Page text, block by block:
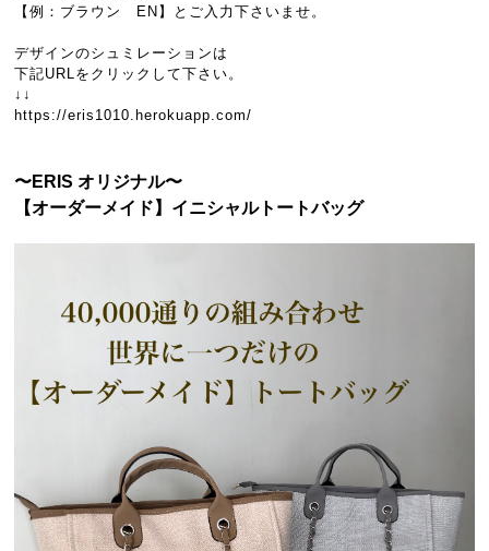
【例：ブラウン EN】とご入力下さいませ。
デザインのシュミレーションは
下記URLをクリックして下さい。
↓↓
https://eris1010.herokuapp.com/
〜ERIS オリジナル〜
【オーダーメイド】イニシャルトートバッグ